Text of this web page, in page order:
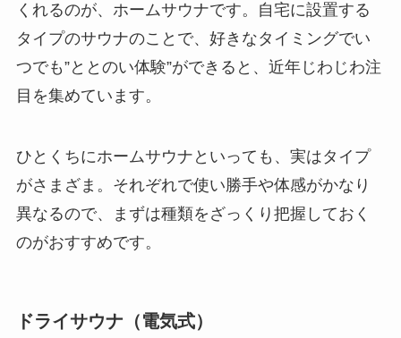
くれるのが、ホームサウナです。自宅に設置する
タイプのサウナのことで、好きなタイミングでい
つでも”ととのい体験”ができると、近年じわじわ注
目を集めています。
ひとくちにホームサウナといっても、実はタイプ
がさまざま。それぞれで使い勝手や体感がかなり
異なるので、まずは種類をざっくり把握しておく
のがおすすめです。
ドライサウナ（電気式）